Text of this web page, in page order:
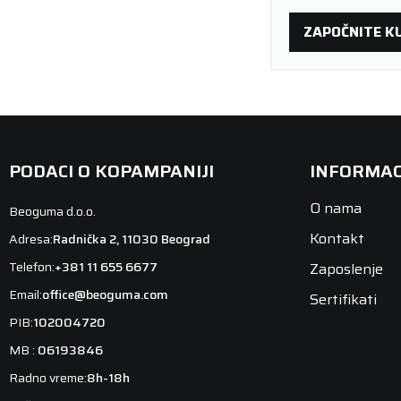
ZAPOČNITE
PODACI O KOPAMPANIJI
Beoguma d.o.o.
Adresa:Radnička 2, 11030 Beograd
Telefon:+381 11 655 6677
Email:office@beoguma.com
PIB:102004720
MB : 06193846
Radno vreme:8h-18h
O nama
Kontakt
Zaposlenje
Sertifikati